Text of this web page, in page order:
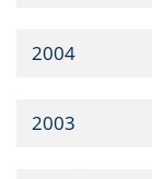
2004
2003